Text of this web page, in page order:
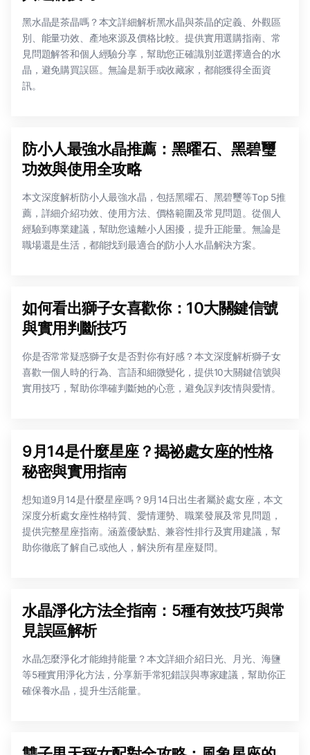
黑水晶是茶晶嗎？本文詳細解析黑水晶與茶晶的定義、外觀區
別、能量功效、產地來源及價格比較。提供實用選購指南、常
見問題解答和個人經驗分享，幫助您正確識別並選擇適合的水
晶，避免購買誤區。無論是新手或收藏家，都能獲得全面資
訊。
防小人最強水晶推薦：黑曜石、黑碧璽
功效與使用全攻略
本文深度解析防小人最強水晶，包括黑曜石、黑碧璽等Top 5推
薦，詳細介紹功效、使用方法、價格範圍及常見問題。從個人
經驗到專業建議，幫助您遠離小人困擾，提升正能量。無論是
職場還是生活，都能找到最適合的防小人水晶解決方案。
如何看出獅子女喜歡你：10大關鍵信號
與實用判斷技巧
你是否常常疑惑獅子女是否對你有好感？本文深度解析獅子女
喜歡一個人時的行為、言語和細微變化，提供10大關鍵信號與
實用技巧，幫助你準確判斷她的心意，避免誤判友情與愛情。
9月14是什麼星座？揭祕處女座的性格
秘密與實用指南
想知道9月14是什麼星座嗎？9月14日出生者屬於處女座，本文
深度分析處女座性格特質、愛情運勢、職業發展及常見問題，
提供完整星座指南。涵蓋優缺點、兼容性排行及實用建議，幫
助你徹底了解自己或他人，解決所有星座疑問。
水晶淨化方法全指南：5種有效技巧與常
見誤區解析
水晶怎麼淨化才能維持能量？本文詳細介紹日光、月光、海鹽
等5種實用淨化方法，分享新手常犯錯誤與專家建議，幫助你正
確保養水晶，提升生活能量。